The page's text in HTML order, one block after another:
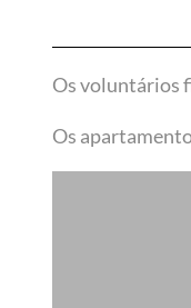
Os voluntários
Os